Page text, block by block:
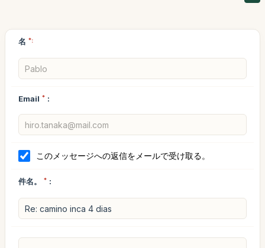
名 *:
Email * :
このメッセージへの返信をメールで受け取る。
件名。 * :